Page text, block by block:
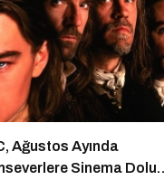
Ağustos Ayında
Sinema Dolu